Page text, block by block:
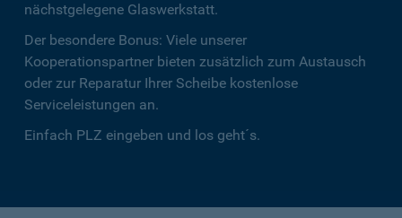
nächstgelegene Glaswerkstatt.
Der besondere Bonus: Viele unserer
Kooperationspartner bieten zusätzlich zum Austausch
oder zur Reparatur Ihrer Scheibe kostenlose
Serviceleistungen an.
Einfach PLZ eingeben und los geht´s.